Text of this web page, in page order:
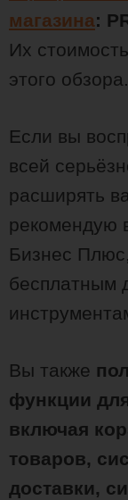
магазина:
Их
этого обзора.
Если вы
всей
расширять
рекомендую
Бизнес
бесплатным
Вы также
функции
включая
товаров,
доставки,